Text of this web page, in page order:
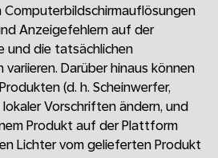
Anzeigefehlern auf der
und die tatsächlichen
Darüber hinaus können
(d. h. Scheinwerfer,
Vorschriften ändern, und
Produkt auf der Plattform
Lichter vom gelieferten Produkt